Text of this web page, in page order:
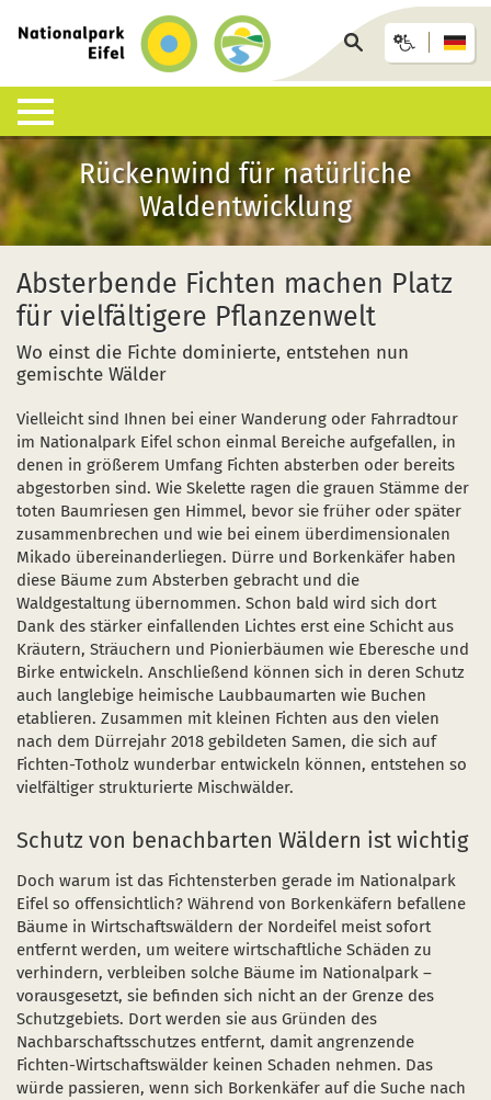
Startseite
Seite
durchsuchen
Lebensraum Nationalpark
Was ist ein Nationalpark?
Besondere Tiere und Pflanzen
Artenliste
Lebensräume
Geologie, Böden und Klima
Forschung im Nationalpark
Naturentwicklung
Absterbende Fichten machen Platz für heimische
Der Wolf kehrt zurück
Nationalpark erleben
Veranstaltungen
Aktuelles
Geführte Wanderungen
Auf eigene Faust
Wandervorschläge
Wildnis-Trail
Kinder, Jugendliche und Familien
Schulen und Kitas
Barrierefrei unterwegs
Sternenpark
Erlebnisregion Nationalpark Eifel
Start- und Treffpunkte
Infohäuser & Einrichtungen
Nationalpark-Zentrum Eifel
Nationalpark-Tore
Nationalpark-Infopunkte
Wildniswerkstatt Düttling
Natur-Erlebnis-Treff (NEsT) Jugendwaldheim
Nationalpark-Schulen
Nationalpark-Kitas
Anreise & Unterkunft
Anreise
Nationalpark-Gastgeber
Arrangements & Pauschalen
GästeCard
Fahrtziel Natur
Infothek
Pressemitteilungen
Sozioökonomisches Monitoring
Downloads
Motorradfahrende
Einsatz von Drohnen
Fan-Artikel zum Nationalpark
Bücher und Karten
Kurzfilme
Afrikanische Schweinepest
FAQ
einem neuen Fenster)
sich in einem neuen Fenster)
sich in einem neuen Fenster)
Rückenwind für natürliche
Waldentwicklung
Absterbende Fichten machen Platz
für vielfältigere Pflanzenwelt
Wo einst die Fichte dominierte, entstehen nun
gemischte Wälder
Vielleicht sind Ihnen bei einer Wanderung oder Fahrradtour
im Nationalpark Eifel schon einmal Bereiche aufgefallen, in
denen in größerem Umfang Fichten absterben oder bereits
abgestorben sind. Wie Skelette ragen die grauen Stämme der
toten Baumriesen gen Himmel, bevor sie früher oder später
zusammenbrechen und wie bei einem überdimensionalen
Mikado übereinanderliegen. Dürre und Borkenkäfer haben
diese Bäume zum Absterben gebracht und die
Waldgestaltung übernommen. Schon bald wird sich dort
Dank des stärker einfallenden Lichtes erst eine Schicht aus
Kräutern, Sträuchern und Pionierbäumen wie Eberesche und
Birke entwickeln. Anschließend können sich in deren Schutz
auch langlebige heimische Laubbaumarten wie Buchen
etablieren. Zusammen mit kleinen Fichten aus den vielen
nach dem Dürrejahr 2018 gebildeten Samen, die sich auf
Fichten-Totholz wunderbar entwickeln können, entstehen so
vielfältiger strukturierte Mischwälder.
Schutz von benachbarten Wäldern ist wichtig
Doch warum ist das Fichtensterben gerade im Nationalpark
Eifel so offensichtlich? Während von Borkenkäfern befallene
Bäume in Wirtschaftswäldern der Nordeifel meist sofort
entfernt werden, um weitere wirtschaftliche Schäden zu
verhindern, verbleiben solche Bäume im Nationalpark –
vorausgesetzt, sie befinden sich nicht an der Grenze des
Schutzgebiets. Dort werden sie aus Gründen des
Nachbarschaftsschutzes entfernt, damit angrenzende
Fichten-Wirtschaftswälder keinen Schaden nehmen. Das
würde passieren, wenn sich Borkenkäfer auf die Suche nach